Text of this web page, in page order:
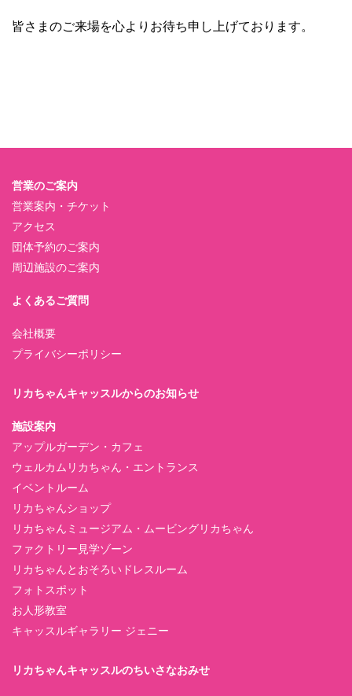
皆さまのご来場を心よりお待ち申し上げております。
営業のご案内
営業案内・チケット
アクセス
団体予約のご案内
周辺施設のご案内
よくあるご質問
会社概要
プライバシーポリシー
リカちゃんキャッスルからのお知らせ
施設案内
アップルガーデン・カフェ
ウェルカムリカちゃん・エントランス
イベントルーム
リカちゃんショップ
リカちゃんミュージアム・ムービングリカちゃん
ファクトリー見学ゾーン
リカちゃんとおそろいドレスルーム
フォトスポット
お人形教室
キャッスルギャラリー ジェニー
リカちゃんキャッスルのちいさなおみせ